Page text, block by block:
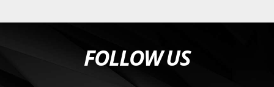
FOLLOW US